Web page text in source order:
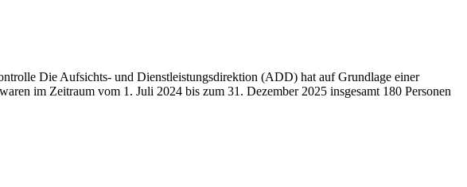
Die Aufsichts- und Dienstleistungsdirektion (ADD) hat auf Grundlage einer
im Zeitraum vom 1. Juli 2024 bis zum 31. Dezember 2025 insgesamt 180 Personen